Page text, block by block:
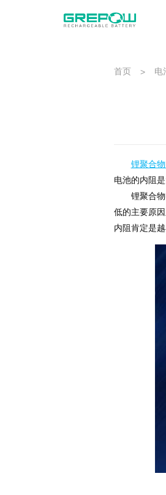
首页 > 电
锂聚合
电池的内阻
锂聚合物电
低的主要原
内阻肯定是